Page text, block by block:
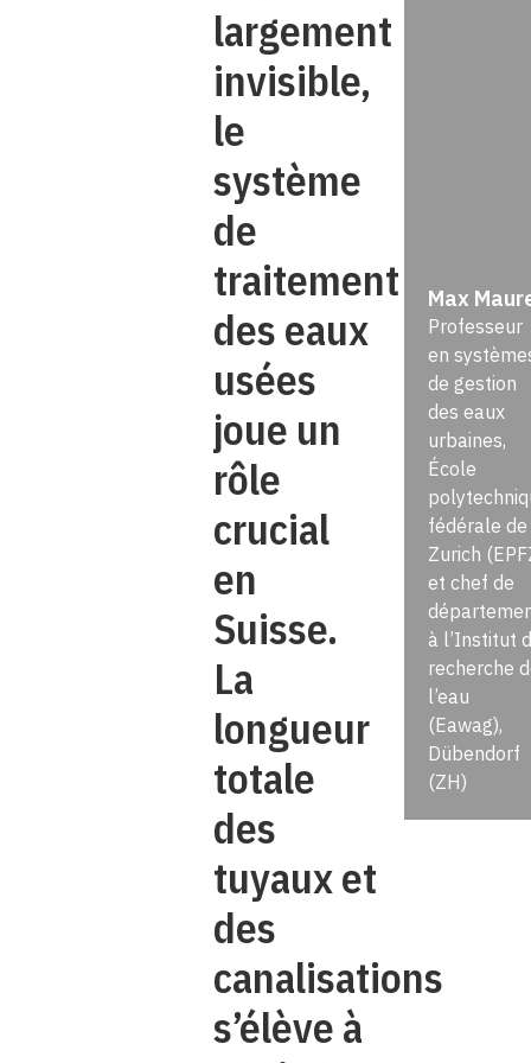
largement
invisible,
le
système
de
traitement
des eaux
usées
joue un
rôle
crucial
en
Suisse.
La
longueur
totale
des
tuyaux et
des
canalisations
s’élève à
Max
Professeur
en
de gestion
des eaux
urbaines,
École
fédérale de
Zurich
et chef de
à l’Institut
recherche
l’eau
(Eawag),
Dübendorf
(ZH)